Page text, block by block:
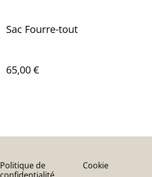
Sac Fourre-tout
65,00 €
Politique de
Cookie